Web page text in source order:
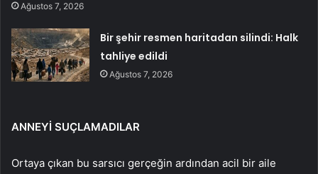
Ağustos 7, 2026
Bir şehir resmen haritadan silindi: Halk
tahliye edildi
Ağustos 7, 2026
ANNEYİ SUÇLAMADILAR
Ortaya çıkan bu sarsıcı gerçeğin ardından acil bir aile